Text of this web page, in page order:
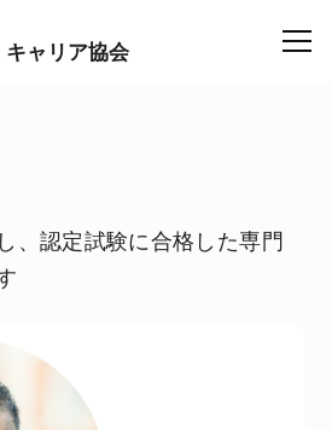
キャリア協会
、認定試験に合格した専門